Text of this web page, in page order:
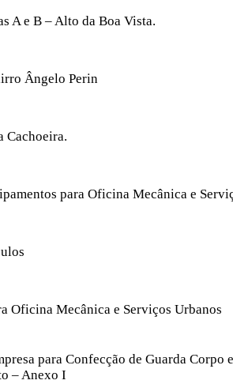
A e B – Alto da Boa Vista.
Ângelo Perin
Cachoeira.
para Oficina Mecânica e
Oficina Mecânica e Serviços Urbanos
para Confecção de Guarda
– Anexo I